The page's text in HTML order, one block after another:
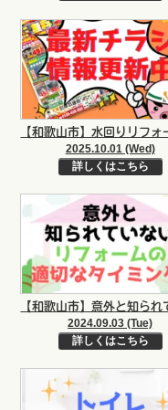
2025.10.01 (Wed)
詳しくはこちら
2024.09.03 (Tue)
詳しくはこちら